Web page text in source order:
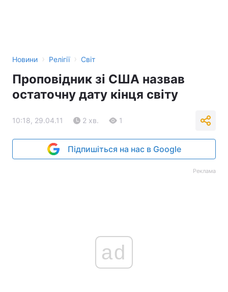
Новини › Релігії › Світ
Проповідник зі США назвав
остаточну дату кінця світу
10:18, 29.04.11 2 хв. 1
Підпишіться на нас в Google
Реклама
ad